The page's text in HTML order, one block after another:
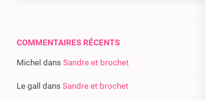
COMMENTAIRES RÉCENTS
Michel dans Sandre et brochet
Le gall dans Sandre et brochet